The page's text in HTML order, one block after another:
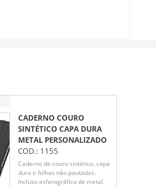
CADERNO COURO
SINTÉTICO CAPA DURA
METAL PERSONALIZADO
COD.: 1155
Caderno de couro sintético, capa
dura e folhas não pautadas.
Incluso esferográfica de metal.